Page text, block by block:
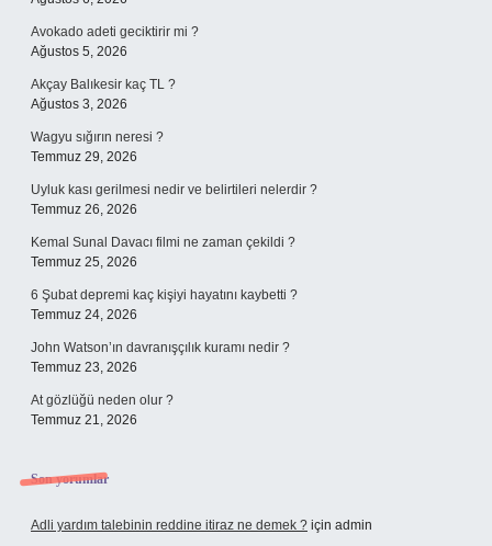
Avokado adeti geciktirir mi ?
Ağustos 5, 2026
Akçay Balıkesir kaç TL ?
Ağustos 3, 2026
Wagyu sığırın neresi ?
Temmuz 29, 2026
Uyluk kası gerilmesi nedir ve belirtileri nelerdir ?
Temmuz 26, 2026
Kemal Sunal Davacı filmi ne zaman çekildi ?
Temmuz 25, 2026
6 Şubat depremi kaç kişiyi hayatını kaybetti ?
Temmuz 24, 2026
John Watson’ın davranışçılık kuramı nedir ?
Temmuz 23, 2026
At gözlüğü neden olur ?
Temmuz 21, 2026
Son yorumlar
Adli yardım talebinin reddine itiraz ne demek ? için admin